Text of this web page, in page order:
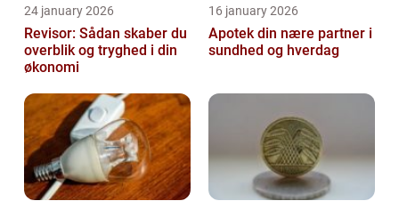
24 january 2026
Revisor: Sådan skaber du
overblik og tryghed i din
økonomi
16 january 2026
Apotek din nære partner i
sundhed og hverdag